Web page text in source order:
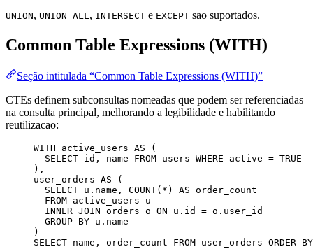
UNION, UNION ALL, INTERSECT e EXCEPT sao suportados.
Common Table Expressions (WITH)
Seção intitulada “Common Table Expressions (WITH)”
CTEs definem subconsultas nomeadas que podem ser referenciadas
na consulta principal, melhorando a legibilidade e habilitando
reutilizacao:
WITH active_users AS (
SELECT id, name FROM users WHERE active = TRUE
),
user_orders AS (
SELECT u . name , COUNT( * ) AS order_count
FROM active_users u
INNER JOIN orders o ON u . id = o . user_id
GROUP BY u . name
)
SELECT name , order_count FROM user_orders ORDER BY